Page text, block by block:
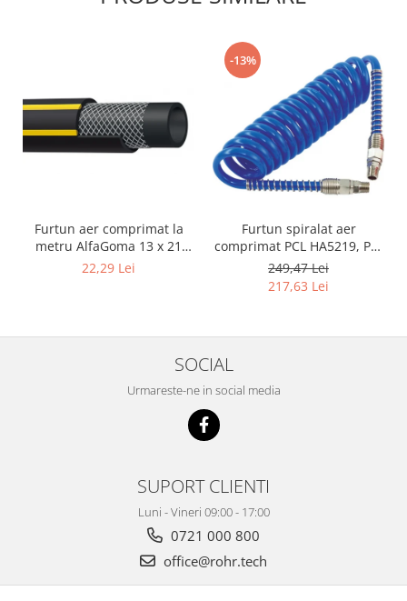
Furtun aer comprimat la
metru AlfaGoma 13 x 21
mm, 20 bar, rezistent la
22,29 Lei
-13%
Furtun spiralat aer
comprimat PCL HA5219, PU,
8 x 12 mm, 10 m, filet 1/4"
BSP
249,47 Lei
217,63 Lei
SOCIAL
Urmareste-ne in social media
SUPORT CLIENTI
Luni - Vineri 09:00 - 17:00
0721 000 800
office@rohr.tech